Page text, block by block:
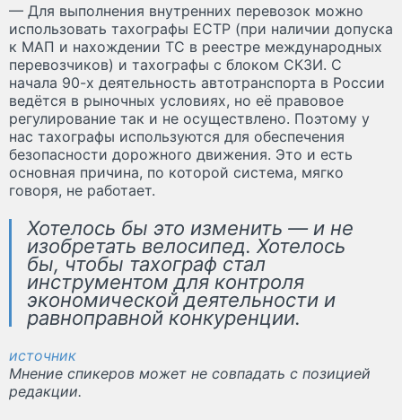
— Для выполнения внутренних перевозок можно
использовать тахографы ЕСТР (при наличии допуска
к МАП и нахождении ТС в реестре международных
перевозчиков) и тахографы с блоком СКЗИ. С
начала 90-х деятельность автотранспорта в России
ведётся в рыночных условиях, но её правовое
регулирование так и не осуществлено. Поэтому у
нас тахографы используются для обеспечения
безопасности дорожного движения. Это и есть
основная причина, по которой система, мягко
говоря, не работает.
Хотелось бы это изменить — и не
изобретать велосипед. Хотелось
бы, чтобы тахограф стал
инструментом для контроля
экономической деятельности и
равноправной конкуренции.
источник
Мнение спикеров может не совпадать с позицией
редакции.